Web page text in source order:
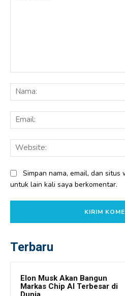
Simpan nama, email, dan
untuk lain kali saya berkomentar.
Terbaru
Elon Musk Akan Bangun
Markas Chip AI Terbesar di